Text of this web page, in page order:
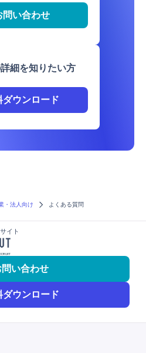
問い合わせ
細を知りたい方
ダウンロード
・法人向け よくある質問
イト
問い合わせ
ダウンロード